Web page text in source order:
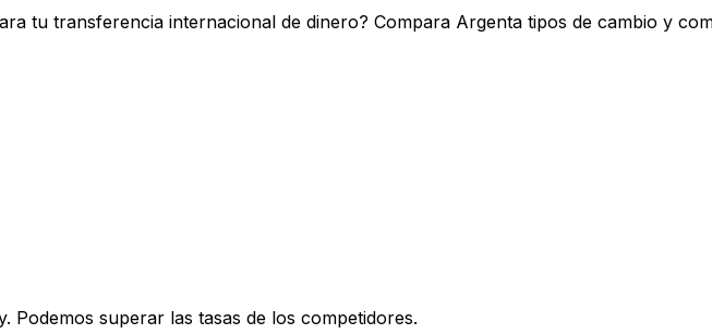
tu transferencia internacional de dinero? Compara Argenta tipos de cambio y
Podemos superar las tasas de los competidores.